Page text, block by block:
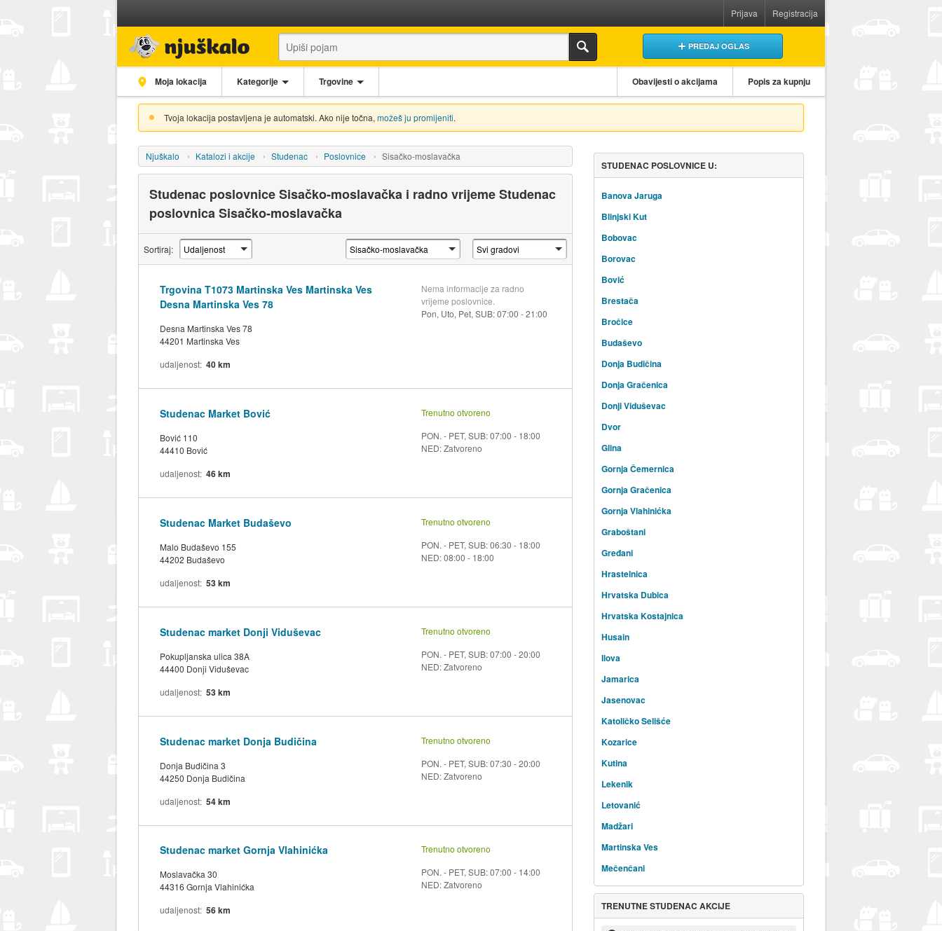
Prijava Registracija
PREDAJ OGLAS
Moja lokacija Kategorije Trgovine Obavijesti o akcijama Popis za kupnju
Tvoja lokacija postavljena je automatski. Ako nije točna, možeš ju promijeniti.
Njuškalo Katalozi i akcije Studenac Poslovnice Sisačko-moslavačka
Studenac poslovnice Sisačko-moslavačka i radno vrijeme Studenac
poslovnica Sisačko-moslavačka
Sortiraj:
Trgovina T1073 Martinska Ves Martinska Ves
Desna Martinska Ves 78
Desna Martinska Ves 78
44201 Martinska Ves
Nema informacije za radno
vrijeme poslovnice.
Pon, Uto, Pet, SUB: 07:00 - 21:00
udaljenost 40 km
Studenac Market Bović
Bović 110
44410 Bović
Trenutno otvoreno
PON. - PET, SUB: 07:00 - 18:00
NED: Zatvoreno
udaljenost 46 km
Studenac Market Budaševo
Malo Budaševo 155
44202 Budaševo
Trenutno otvoreno
PON. - PET, SUB: 06:30 - 18:00
NED: 08:00 - 18:00
udaljenost 53 km
Studenac market Donji Viduševac
Pokupljanska ulica 38A
44400 Donji Viduševac
Trenutno otvoreno
PON. - PET, SUB: 07:00 - 20:00
NED: Zatvoreno
udaljenost 53 km
Studenac market Donja Budičina
Donja Budičina 3
44250 Donja Budičina
Trenutno otvoreno
PON. - PET, SUB: 07:30 - 20:00
NED: Zatvoreno
udaljenost 54 km
Studenac market Gornja Vlahinićka
Moslavačka 30
44316 Gornja Vlahinićka
Trenutno otvoreno
PON. - PET, SUB: 07:00 - 14:00
NED: Zatvoreno
udaljenost 56 km
STUDENAC POSLOVNICE U:
Banova Jaruga
Blinjski Kut
Bobovac
Borovac
Bović
Brestača
Bročice
Budaševo
Donja Budičina
Donja Gračenica
Donji Viduševac
Dvor
Glina
Gornja Čemernica
Gornja Gračenica
Gornja Vlahinićka
Graboštani
Gređani
Hrastelnica
Hrvatska Dubica
Hrvatska Kostajnica
Husain
Ilova
Jamarica
Jasenovac
Katoličko Selišće
Kozarice
Kutina
Lekenik
Letovanić
Madžari
Martinska Ves
Mečenčani
TRENUTNE STUDENAC AKCIJE